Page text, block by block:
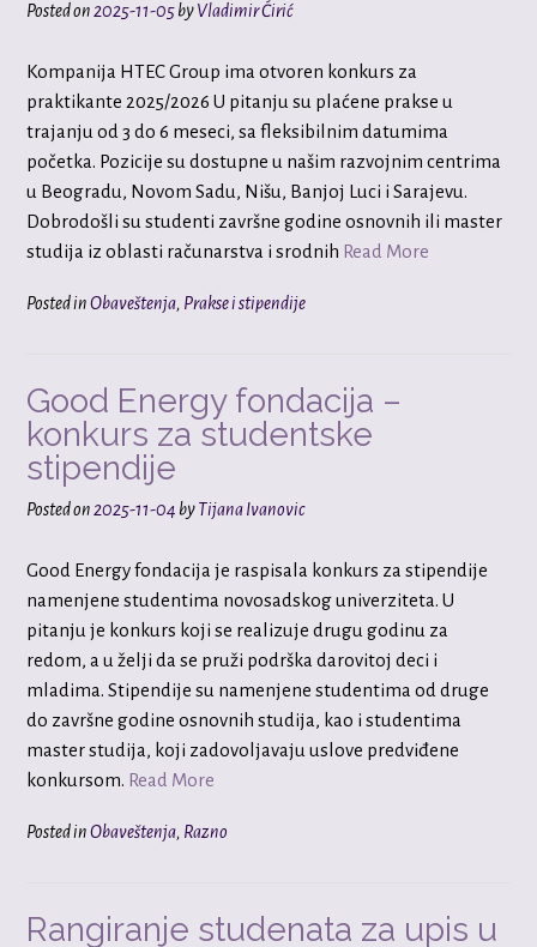
Posted on2025-11-05byVladimir Ćirić
Kompanija HTEC Group ima otvoren konkurs za
praktikante 2025/2026 U pitanju su plaćene prakse u
trajanju od 3 do 6 meseci, sa fleksibilnim datumima
početka. Pozicije su dostupne u našim razvojnim centrima
u Beogradu, Novom Sadu, Nišu, Banjoj Luci i Sarajevu.
Dobrodošli su studenti završne godine osnovnih ili master
studija iz oblasti računarstva i srodnih Read More
Posted inObaveštenja, Prakse i stipendije
Good Energy fondacija –
konkurs za studentske
stipendije
Posted on2025-11-04byTijana Ivanovic
Good Energy fondacija je raspisala konkurs za stipendije
namenjene studentima novosadskog univerziteta. U
pitanju je konkurs koji se realizuje drugu godinu za
redom, a u želji da se pruži podrška darovitoj deci i
mladima. Stipendije su namenjene studentima od druge
do završne godine osnovnih studija, kao i studentima
master studija, koji zadovoljavaju uslove predviđene
konkursom. Read More
Posted inObaveštenja, Razno
Rangiranje studenata za upis u